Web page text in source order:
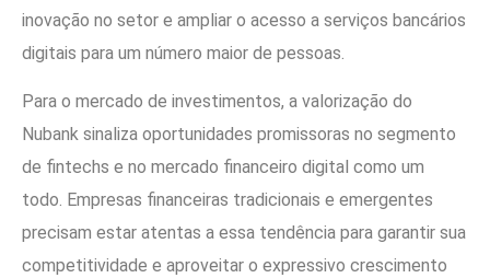
inovação no setor e ampliar o acesso a serviços bancários
digitais para um número maior de pessoas.
Para o mercado de investimentos, a valorização do
Nubank sinaliza oportunidades promissoras no segmento
de fintechs e no mercado financeiro digital como um
todo. Empresas financeiras tradicionais e emergentes
precisam estar atentas a essa tendência para garantir sua
competitividade e aproveitar o expressivo crescimento